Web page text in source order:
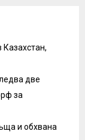
две
за
и обхвана